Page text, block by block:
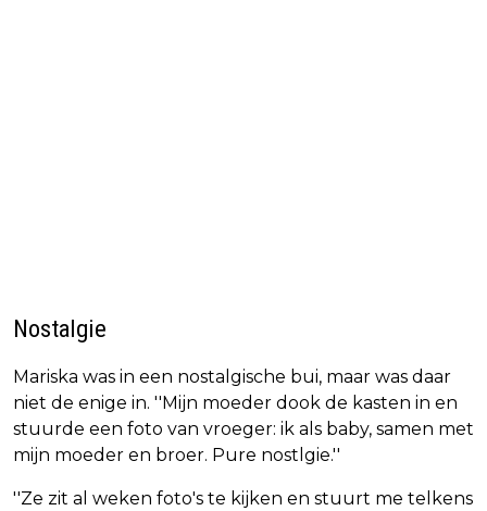
Nostalgie
Mariska was in een nostalgische bui, maar was daar
niet de enige in. ''Mijn moeder dook de kasten in en
stuurde een foto van vroeger: ik als baby, samen met
mijn moeder en broer. Pure nostlgie.''
''Ze zit al weken foto's te kijken en stuurt me telkens